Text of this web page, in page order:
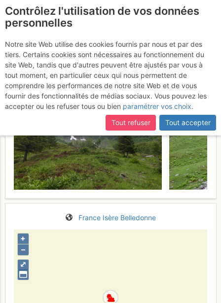
Col de Morétan :
Versant W
Jeudi 29 juin 2017
France Isère Belledonne
⤢
+
–
Contrôlez l'utilisation de vos données
personnelles
Notre site Web utilise des cookies fournis par nous et par des
tiers. Certains cookies sont nécessaires au fonctionnement du
site Web, tandis que d'autres peuvent être ajustés par vous à
tout moment, en particulier ceux qui nous permettent de
comprendre les performances de notre site Web et de vous
fournir des fonctionnalités de médias sociaux. Vous pouvez les
accepter ou les refuser tous ou bien paramétrer vos choix.
Tout refuser
Tout accepter